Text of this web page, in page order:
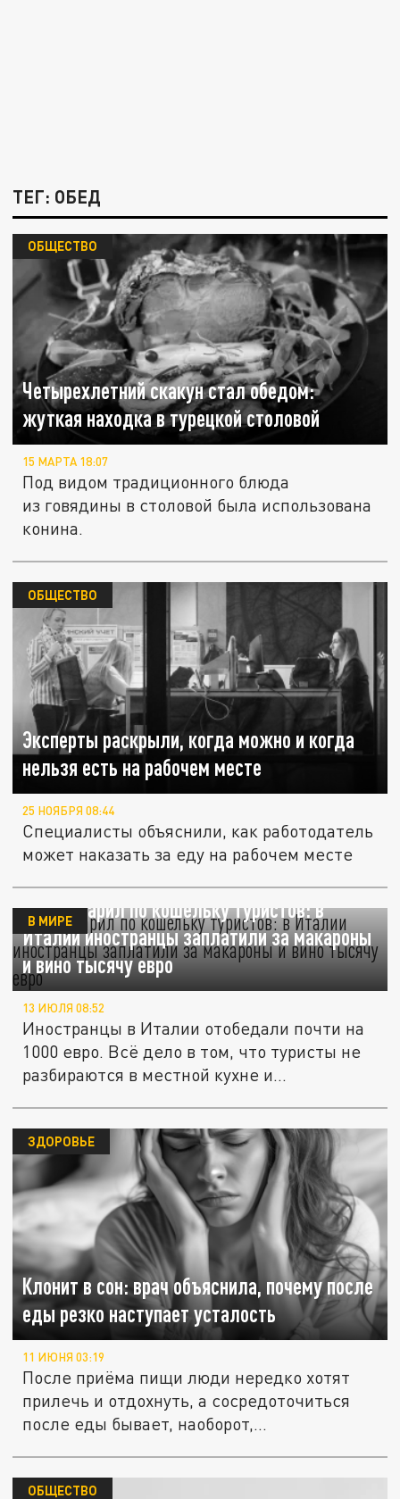
ТЕГ: ОБЕД
Четырехлетний скакун стал обедом:
жуткая находка в турецкой столовой
ОБЩЕСТВО
15 МАРТА 18:07
Под видом традиционного блюда
из говядины в столовой была использована
конина.
Эксперты раскрыли, когда можно и когда
нельзя есть на рабочем месте
ОБЩЕСТВО
25 НОЯБРЯ 08:44
Специалисты объяснили, как работодатель
может наказать за еду на рабочем месте
Обед ударил по кошельку туристов: в
Италии иностранцы заплатили за макароны
и вино тысячу евро
В МИРЕ
13 ИЮЛЯ 08:52
Иностранцы в Италии отобедали почти на
1000 евро. Всё дело в том, что туристы не
разбираются в местной кухне и...
Клонит в сон: врач объяснила, почему после
еды резко наступает усталость
ЗДОРОВЬЕ
11 ИЮНЯ 03:19
После приёма пищи люди нередко хотят
прилечь и отдохнуть, а сосредоточиться
после еды бывает, наоборот,...
ОБЩЕСТВО